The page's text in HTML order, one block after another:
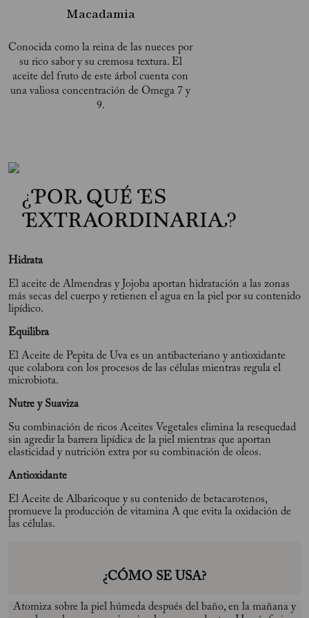
Macadamia
Conocida como la reina de las nueces por
su rico sabor y su cremosa textura. El
aceite del fruto de este árbol cuenta con
una valiosa concentración de Omega 7 y
9.
¿POR QUÉ ES
EXTRAORDINARIA?
Hidrata
El aceite de Almendras y Jojoba aportan hidratación a las zonas
más secas del cuerpo y retienen el agua en la piel por su contenido
lipídico.
Equilibra
El Aceite de Pepita de Uva es un antibacteriano y antioxidante
que colabora con los procesos de las células mientras regula el
microbiota.
Nutre y Suaviza
Su combinación de ricos Aceites Vegetales elimina la resequedad
sin agredir la barrera lipídica de la piel mientras que aportan
elasticidad y nutrición extra por su combinación de oleos.
Antioxidante
El Aceite de Albaricoque y su contenido de betacarotenos,
promueve la producción de vitamina A que evita la oxidación de
las células.
¿CÓMO SE USA?
Atomiza sobre la piel húmeda después del baño, en la mañana y